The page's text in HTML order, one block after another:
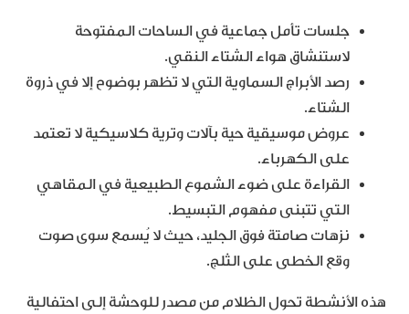
جلسات تأمل جماعية في الساحات المفتوحة
لاستنشاق هواء الشتاء النقي.
رصد الأبراج السماوية التي لا تظهر بوضوح إلا في ذروة
الشتاء.
عروض موسيقية حية بآلات وترية كلاسيكية لا تعتمد
على الكهرباء.
القراءة على ضوء الشموع الطبيعية في المقاهي
التي تتبنى مفهوم التبسيط.
نزهات صامتة فوق الجليد، حيث لا يُسمع سوى صوت
وقع الخطى على الثلج.
هذه الأنشطة تحول الظلام من مصدر للوحشة إلى احتفالية